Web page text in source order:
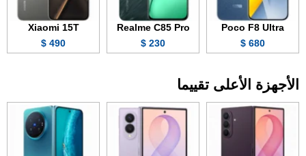
Poco F8 Ultra
680 $
Realme C85 Pro
230 $
Xiaomi 15T
490 $
الأجهزة الأعلى تقييما